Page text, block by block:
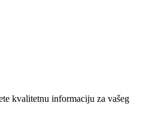
kvalitetnu informaciju za vašeg